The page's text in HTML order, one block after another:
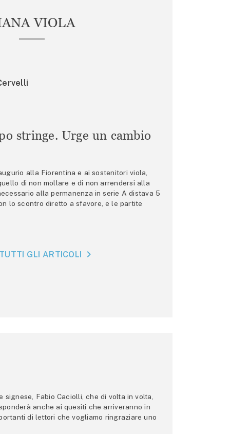
VIOLA
stringe. Urge un cambio
alla Fiorentina e ai sostenitori viola,
di non mollare e di non arrendersi alla
alla permanenza in serie A distava 5
lo scontro diretto a sfavore, e le partite
GLI ARTICOLI
Fabio Caciolli, che di volta in volta,
anche ai quesiti che arriveranno in
di lettori che vogliamo ringraziare uno